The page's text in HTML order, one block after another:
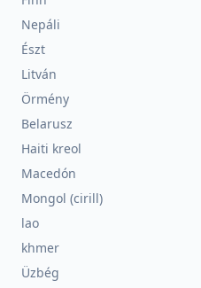
Nepáli
Észt
Litván
Örmény
Belarusz
Haiti kreol
Macedón
Mongol (cirill)
lao
khmer
Üzbég